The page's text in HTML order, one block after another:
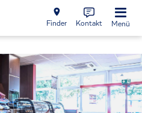
Finder Kontakt Menü